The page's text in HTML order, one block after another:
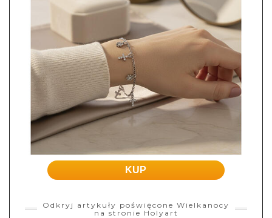
KUP
Odkryj artykuły poświęcone Wielkanocy
na stronie Holyart